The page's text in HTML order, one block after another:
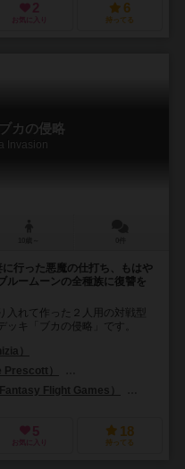
2
お気に入り
6
持ってる
カの侵略
Invasion
に行った悪魔の仕打ち、もはや
ルームーンの全種族に復讐を
れて作った２人用の対戦型
キ「ブカの侵略」です。
）
Prescott）
Flight Games）
5
お気に入り
18
持ってる